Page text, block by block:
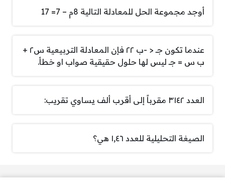
أوجد مجموعة الحل للمعادلة التالية 8م – 7= 17
عندما تكون جـ < -ب ٢٢ فإن المعادلة التربيعية س٢ +
ب س = جـ ليس لها حلول حقيقية صواب او خطأ.
العدد ٣١٤٢ مقرباً إلى أقرب ألف يساوي تقريب:
الصيغة التحليلية للعدد ١,٤٦ هي؟